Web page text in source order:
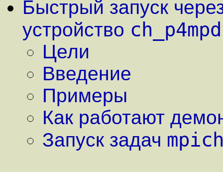
Быстрый запуск
устройство ch_p4mpd
Цели
Введение
Примеры
Как работают
Запуск задач